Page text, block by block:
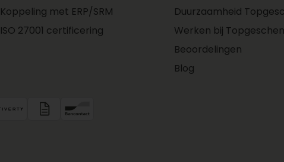
Koppeling met ERP/SRM
ISO 27001 certificering
Duurzaamheid
Werken bij
Beoordelingen
Blog